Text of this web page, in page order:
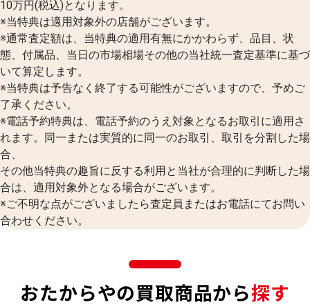
10万円(税込)となります。
※当特典は適用対象外の店舗がございます。
※通常査定額は、当特典の適用有無にかかわらず、品目、状
態、付属品、当日の市場相場その他の当社統一査定基準に基づ
いて算定します。
※当特典は予告なく終了する可能性がございますので、予めご
了承ください。
※電話予約特典は、電話予約のうえ対象となるお取引に適用さ
れます。同一または実質的に同一のお取引、取引を分割した場
合、
その他当特典の趣旨に反する利用と当社が合理的に判断した場
合は、適用対象外となる場合がございます。
※ご不明な点がございましたら査定員またはお電話にてお問い
合わせください。
おたからやの買取商品から探す